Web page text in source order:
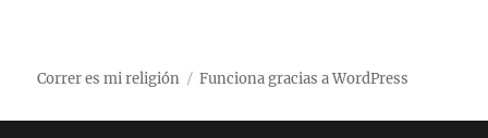
Correr es mi religión Funciona gracias a WordPress